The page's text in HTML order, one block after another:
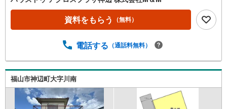
資料をもらう （無料）
電話する （通話料無料）
福山市神辺町大字川南